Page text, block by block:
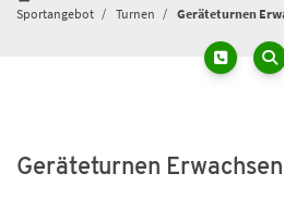
Sportangebot
Turnen Geräteturnen
Geräteturnen